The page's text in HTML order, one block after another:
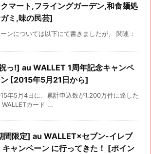
マート,フライングガーデン,和食麺処
ミ,味の民芸]
ンについては以下にて書きましたが、 関連：
っ!] au WALLET 1周年記念キャンペ
[2015年5月21日から]
年5月4日に、累計申込数が1,200万件に達した
WALLETカード ...
間限定] au WALLET×セブン-イレブ
キャンペーン に行ってきた！ [ポイン